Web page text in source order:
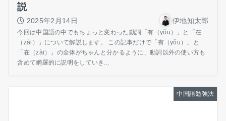
説
2025年2月14日 伊地知太郎
今回は中国語の中でもちょっと変わった動詞「有（yǒu）」と「在
（zài）」について解説します。 この記事だけで「有（yǒu）」と
「在（zài）」の全体がちゃんと分かるように、動詞以外の使い方も
含めて網羅的に説明をしていき...
中国語勉強法